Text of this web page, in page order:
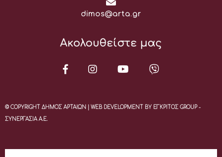
Email:
dimos@arta.gr
Ακολουθείστε μας
© COPYRIGHT ΔΗΜΟΣ ΑΡΤΑΙΩΝ | WEB DEVELOPMENT BY ΕΓΚΡΙΤΟΣ GROUP -
ΣΥΝΕΡΓΑΣΙΑ Α.Ε.